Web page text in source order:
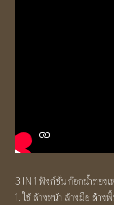
3 IN 1 ฟังก์ชั่น ก๊อกน้ำทอง
1. ใช้ ล้างหน้า ล้างมือ ล้าง